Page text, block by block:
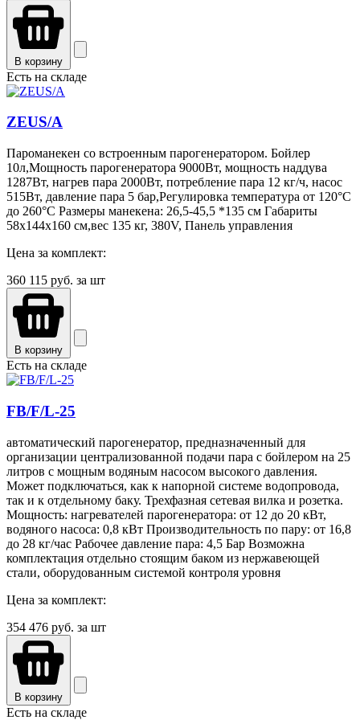
В корзину
Есть на складе
ZEUS/A
Пароманекен со встроенным парогенератором. Бойлер
10л,Мощность парогенератора 9000Вт, мощность наддува
1287Вт, нагрев пара 2000Вт, потребление пара 12 кг/ч, насос
515Вт, давление пара 5 бар,Регулировка температура от 120°C
до 260°C Размеры манекена: 26,5-45,5 *135 см Габариты
58х144х160 см,вес 135 кг, 380V, Панель управления
Цена за комплект:
360 115 руб. за шт
В корзину
Есть на складе
FB/F/L-25
автоматический парогенератор, предназначенный для
организации централизованной подачи пара с бойлером на 25
литров с мощным водяным насосом высокого давления.
Может подключаться, как к напорной системе водопровода,
так и к отдельному баку. Трехфазная сетевая вилка и розетка.
Мощность: нагревателей парогенератора: от 12 до 20 кВт,
водяного насоса: 0,8 кВт Производительность по пару: от 16,8
до 28 кг/час Рабочее давление пара: 4,5 Бар Возможна
комплектация отдельно стоящим баком из нержавеющей
стали, оборудованным системой контроля уровня
Цена за комплект:
354 476 руб. за шт
В корзину
Есть на складе